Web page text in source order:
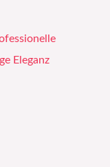
Eleganz